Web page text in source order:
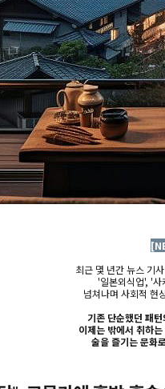
최근 몇 년간 뉴스 기
'일본외식업', '사
넘쳐나며 사회적 현
기존 단순했던 패
이제는 밖에서 취하
술을 즐기는 문화